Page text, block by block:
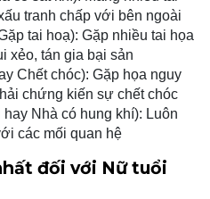
tranh chấp với bên ngoài
tai hoạ): Gặp nhiều tai họa
xẻo, tán gia bại sản
Chết chóc): Gặp họa nguy
chứng kiến sự chết chóc
Nhà có hung khí): Luôn
các mối quan hệ
đối với Nữ tuổi